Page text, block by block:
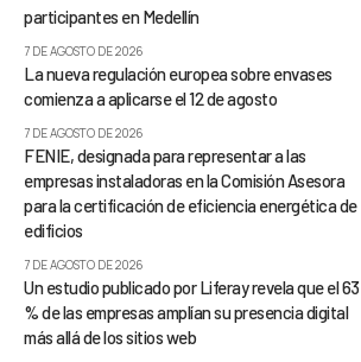
participantes en Medellín
7 DE AGOSTO DE 2026
La nueva regulación europea sobre envases
comienza a aplicarse el 12 de agosto
7 DE AGOSTO DE 2026
FENIE, designada para representar a las
empresas instaladoras en la Comisión Asesora
para la certificación de eficiencia energética de
edificios
7 DE AGOSTO DE 2026
Un estudio publicado por Liferay revela que el 63
% de las empresas amplían su presencia digital
más allá de los sitios web